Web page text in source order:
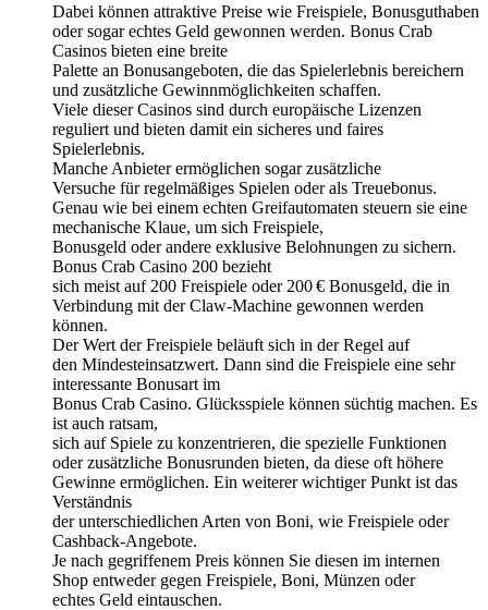
Dabei können attraktive Preise wie Freispiele, Bonusguthaben
oder sogar echtes Geld gewonnen werden. Bonus Crab
Casinos bieten eine breite
Palette an Bonusangeboten, die das Spielerlebnis bereichern
und zusätzliche Gewinnmöglichkeiten schaffen.
Viele dieser Casinos sind durch europäische Lizenzen
reguliert und bieten damit ein sicheres und faires
Spielerlebnis.
Manche Anbieter ermöglichen sogar zusätzliche
Versuche für regelmäßiges Spielen oder als Treuebonus.
Genau wie bei einem echten Greifautomaten steuern sie eine
mechanische Klaue, um sich Freispiele,
Bonusgeld oder andere exklusive Belohnungen zu sichern.
Bonus Crab Casino 200 bezieht
sich meist auf 200 Freispiele oder 200 € Bonusgeld, die in
Verbindung mit der Claw-Machine gewonnen werden
können.
Der Wert der Freispiele beläuft sich in der Regel auf
den Mindesteinsatzwert. Dann sind die Freispiele eine sehr
interessante Bonusart im
Bonus Crab Casino. Glücksspiele können süchtig machen. Es
ist auch ratsam,
sich auf Spiele zu konzentrieren, die spezielle Funktionen
oder zusätzliche Bonusrunden bieten, da diese oft höhere
Gewinne ermöglichen. Ein weiterer wichtiger Punkt ist das
Verständnis
der unterschiedlichen Arten von Boni, wie Freispiele oder
Cashback-Angebote.
Je nach gegriffenem Preis können Sie diesen im internen
Shop entweder gegen Freispiele, Boni, Münzen oder
echtes Geld eintauschen.